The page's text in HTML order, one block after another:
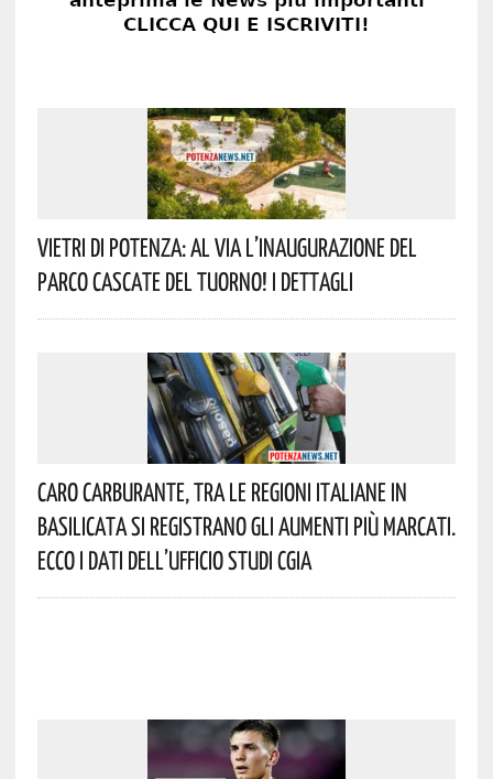
Vietri Di Potenza: Al Via L’inaugurazione Del
Parco Cascate Del Tuorno! I Dettagli
Caro Carburante, Tra Le Regioni Italiane In
Basilicata Si Registrano Gli Aumenti Più Marcati.
Ecco I Dati Dell’Ufficio Studi CGIA